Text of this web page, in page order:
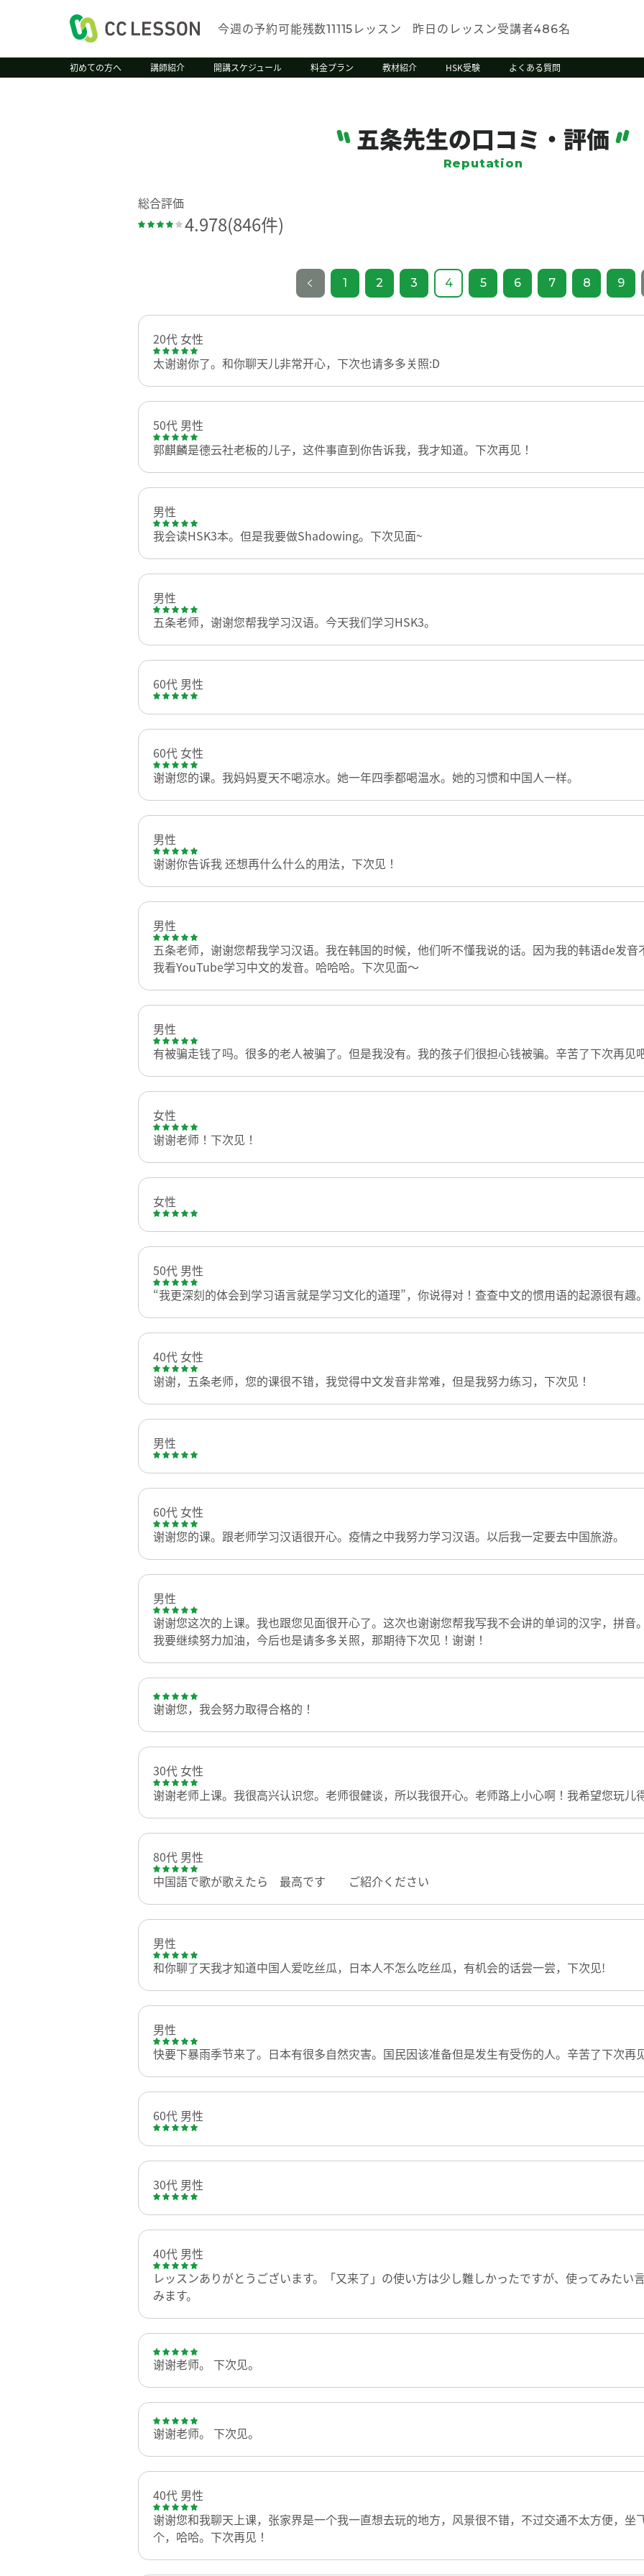
今週の予約可能残数11115 レッスン 昨日のレッスン受講者486名
初めての方へ 講師紹介 開講スケジュール 料金プラン 教材紹介 HSK受験 よくある質問
五条先生の口コミ・評価
Reputation
総合評価
4.978(846件)
1 2 3 4 5 6 7 8 9
20代 女性
太谢谢你了。和你聊天儿非常开心，下次也请多多关照:D
50代 男性
郭麒麟是德云社老板的儿子，这件事直到你告诉我，我才知道。下次再见！
男性
我会读HSK3本。但是我要做Shadowing。下次见面~
男性
五条老师，谢谢您帮我学习汉语。今天我们学习HSK3。
60代 男性
60代 女性
谢谢您的课。我妈妈夏天不喝凉水。她一年四季都喝温水。她的习惯和中国人一样。
男性
谢谢你告诉我 还想再什么什么的用法，下次见！
男性
五条老师，谢谢您帮我学习汉语。我在韩国的时候，他们听不懂我说的话。因为我的韩语de发
我看YouTube学习中文的发音。哈哈哈。下次见面～
男性
有被骗走钱了吗。很多的老人被骗了。但是我没有。我的孩子们很担心钱被骗。辛苦了下次再见
女性
谢谢老师！下次见！
女性
50代 男性
“我更深刻的体会到学习语言就是学习文化的道理”，你说得对！查查中文的惯用语的起源很有趣
40代 女性
谢谢，五条老师，您的课很不错，我觉得中文发音非常难，但是我努力练习，下次见！
男性
60代 女性
谢谢您的课。跟老师学习汉语很开心。疫情之中我努力学习汉语。以后我一定要去中国旅游。
男性
谢谢您这次的上课。我也跟您见面很开心了。这次也谢谢您帮我写我不会讲的单词的汉字，拼音
我要继续努力加油，今后也是请多多关照，那期待下次见！谢谢！
谢谢您，我会努力取得合格的！
30代 女性
谢谢老师上课。我很高兴认识您。老师很健谈，所以我很开心。老师路上小心啊！我希望您玩儿
80代 男性
中国語で歌が歌えたら 最高です ご紹介ください
男性
和你聊了天我才知道中国人爱吃丝瓜，日本人不怎么吃丝瓜，有机会的话尝一尝，下次见!
男性
快要下暴雨季节来了。日本有很多自然灾害。国民因该准备但是发生有受伤的人。辛苦了下次再
60代 男性
30代 男性
40代 男性
レッスンありがとうございます。「又来了」の使い方は少し難しかったですが、使ってみたい
みます。
谢谢老师。 下次见。
谢谢老师。 下次见。
40代 男性
谢谢您和我聊天上课，张家界是一个我一直想去玩的地方，风景很不错，不过交通不太方便，坐
个，哈哈。下次再见！